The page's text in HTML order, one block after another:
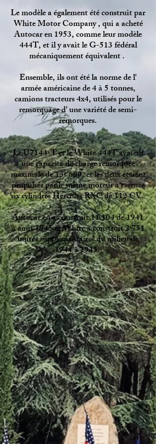
Le modèle a également été construit par
White Motor Company , qui a acheté
Autocar en 1953, comme leur modèle
444T, et il y avait le G-513 fédéral
mécaniquement équivalent .
Ensemble, ils ont été la norme de l'
armée américaine de 4 à 5 tonnes,
camions tracteurs 4x4, utilisés pour le
remorquage d' une variété de semi-
remorques.
Le U7144-T et le White 444T avaient
une capacité de charge remorquée
maximale de 13t 600, et les deux étaient
propulsés par le même moteur à essence
six cylindres Hercules RXC de 112 CV.
Autocar en a construit 11 104 de 1941
à août 1945 et White a construit 2 751
unités supplémentaires du milieu de
1944 à 1945.